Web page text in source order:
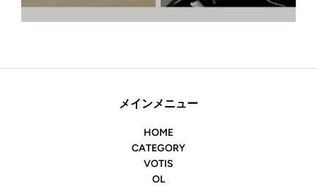
メインメニュー
HOME
CATEGORY
VOTIS
OL